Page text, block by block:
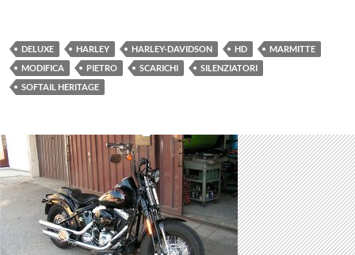
DELUXE HARLEY HARLEY-DAVIDSON HD
MARMITTE
MODIFICA
PIETRO SCARICHI
SILENZIATORI
SOFTAIL HERITAGE